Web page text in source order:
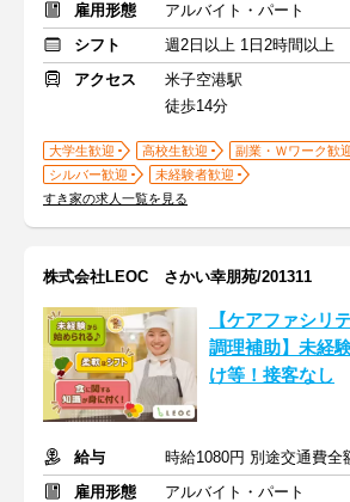
雇用形態
アルバイト・パート
シフト
週2日以上 1日2時間以上
アクセス
米子空港駅
徒歩14分
大学生歓迎 高校生歓迎
副業・Ｗワーク歓
シルバー歓迎
未経験者歓迎
すき家の求人一覧を見る
株式会社LEOC さかい幸朋苑/201311
【ケアファシリ
調理補助】未経
け等！接客なし
給与
時給1080円 別途交通費全
雇用形態
アルバイト・パート